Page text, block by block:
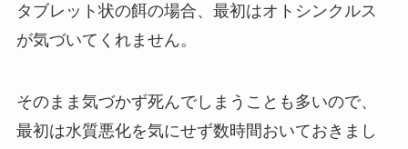
タブレット状の餌の場合、最初はオトシンクルス
が気づいてくれません。
そのまま気づかず死んでしまうことも多いので、
最初は水質悪化を気にせず数時間おいておきまし